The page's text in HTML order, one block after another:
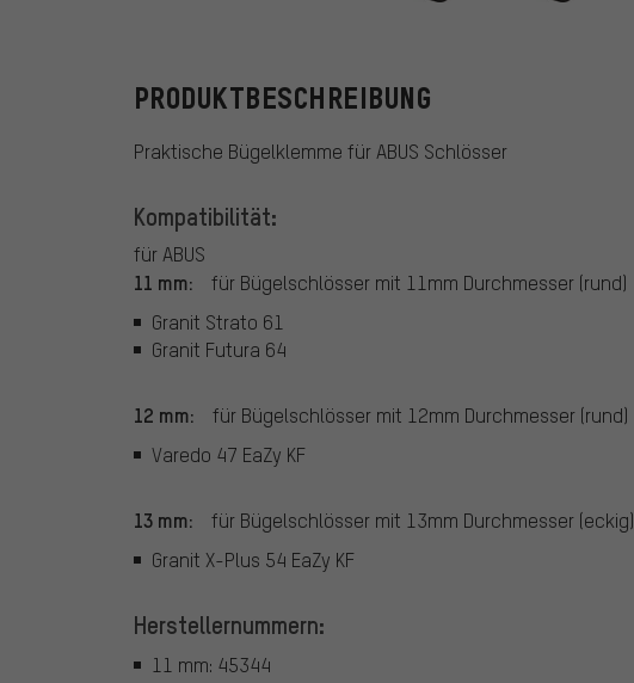
PRODUKTBESCHREIBUNG
Praktische Bügelklemme für ABUS Schlösser
Kompatibilität:
für ABUS
11 mm:
für Bügelschlösser mit 11mm Durchmesser (rund)
Granit Strato 61
Granit Futura 64
12 mm:
für Bügelschlösser mit 12mm Durchmesser (rund)
Varedo 47 EaZy KF
13 mm:
für Bügelschlösser mit 13mm Durchmesser (eckig)
Granit X-Plus 54 EaZy KF
Herstellernummern:
11 mm: 45344